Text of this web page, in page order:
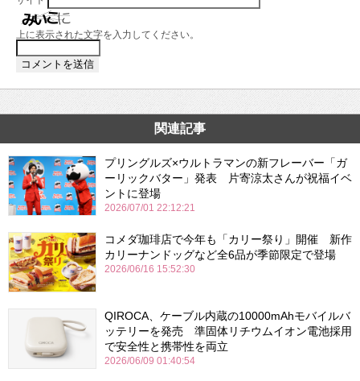
上に表示された文字を入力してください。
関連記事
プリングルズ×ウルトラマンの新フレーバー「ガ
ーリックバター」発表 片寄涼太さんが祝福イベ
ントに登場
2026/07/01 22:12:21
コメダ珈琲店で今年も「カリー祭り」開催 新作
カリーナンドッグなど全6品が季節限定で登場
2026/06/16 15:52:30
QIROCA、ケーブル内蔵の10000mAhモバイルバ
ッテリーを発売 準固体リチウムイオン電池採用
で安全性と携帯性を両立
2026/06/09 01:40:54